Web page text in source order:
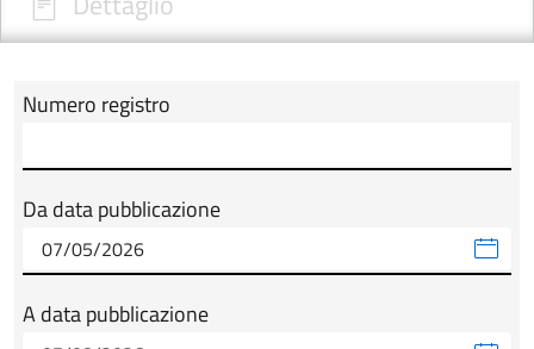
Modulo tab_ricerca_form
Numero registro
Da data pubblicazione
A data pubblicazione